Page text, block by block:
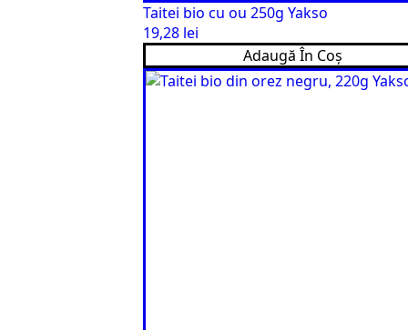
Taitei bio cu ou 250g Yakso
19,28 lei
Adaugă În Coș